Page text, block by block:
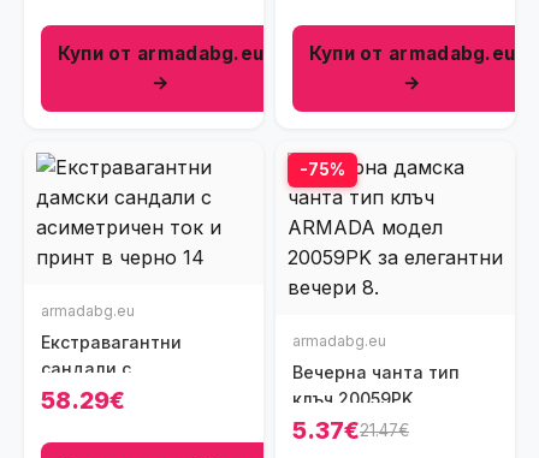
Купи от armadabg.eu
→
Купи от armadabg.eu
→
armadabg.eu
Екстравагантни
сандали с
асиметричен ток и
58.29€
-75%
armadabg.eu
Вечерна чанта тип
клъч 20059PK
5.37€21.47€